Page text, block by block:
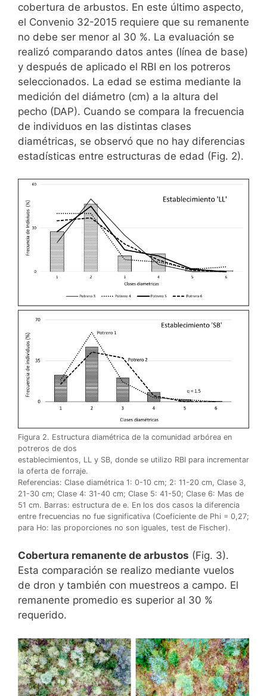
cobertura de arbustos. En este último aspecto,
el Convenio 32-2015 requiere que su remanente
no debe ser menor al 30 %. La evaluación se
realizó comparando datos antes (línea de base)
y después de aplicado el RBI en los potreros
seleccionados. La edad se estima mediante la
medición del diámetro (cm) a la altura del
pecho (DAP). Cuando se compara la frecuencia
de individuos en las distintas clases
diamétricas, se observó que no hay diferencias
estadísticas entre estructuras de edad (Fig. 2).
Figura 2. Estructura diamétrica de la comunidad arbórea en
potreros de dos
establecimientos, LL y SB, donde se utilizo RBI para incrementar
la oferta de forraje.
Referencias: Clase diamétrica 1: 0-10 cm; 2: 11-20 cm, Clase 3,
21-30 cm; Clase 4: 31-40 cm; Clase 5: 41-50; Clase 6: Mas de
51 cm. Barras: estructura de e. En los dos casos la diferencia
entre frecuencias no fue significativa (Coeficiente de Phi = 0,27;
para Ho: las proporciones no son iguales, test de Fischer).
Cobertura remanente de arbustos (Fig. 3).
Esta comparación se realizo mediante vuelos
de dron y también con muestreos a campo. El
remanente promedio es superior al 30 %
requerido.